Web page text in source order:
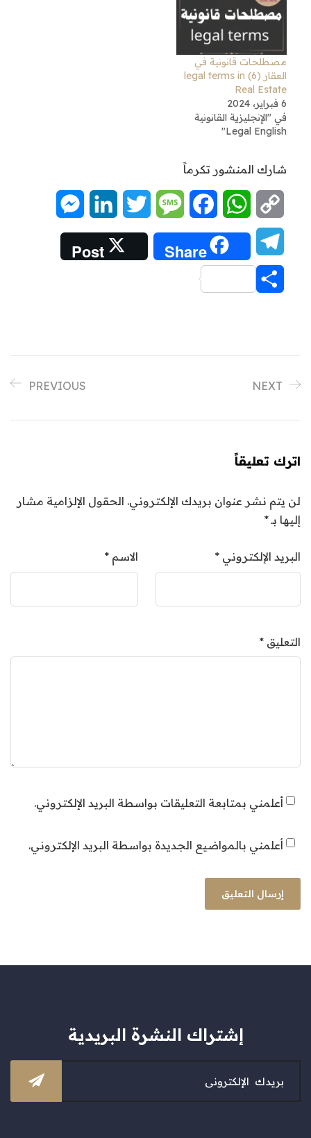
مصطلحات قانونية في
العقار (6) legal terms in
Real Estate
6 فبراير، 2024
في "الإنجليزية القانونية
Legal English"
شارك المنشور تكرماً
Copy
Link
WhatsApp
Facebook
Message
Twitter
LinkedIn
Telegram
Share
Post
PREVIOUS NEXT
اترك تعليقاً
لن يتم نشر عنوان بريدك الإلكتروني. الحقول الإلزامية مشار
إليها بـ*
الاسم * البريد الإلكتروني *
التعليق *
أعلمني بمتابعة التعليقات بواسطة البريد الإلكتروني.
أعلمني بالمواضيع الجديدة بواسطة البريد الإلكتروني.
إشتراك النشرة البريدية